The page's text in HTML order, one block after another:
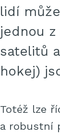
lidí
jednou
satelitů
hokej)
Totéž lze
a robustní